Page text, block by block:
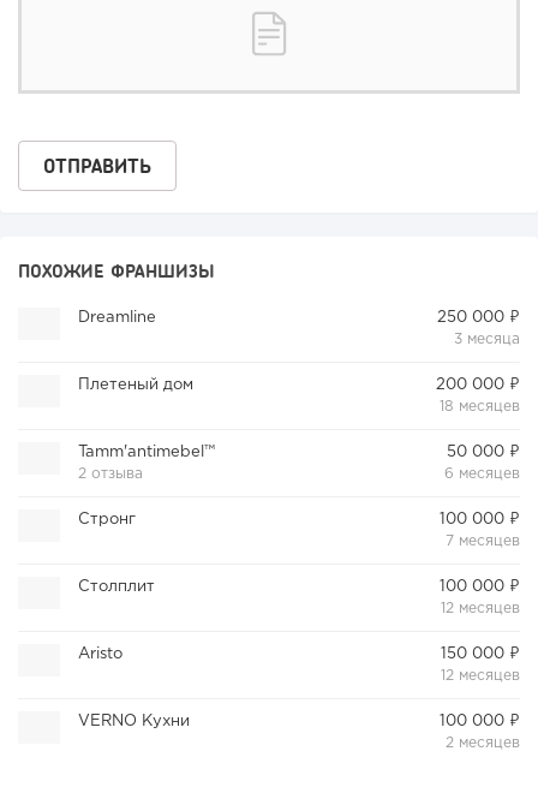
ПОХОЖИЕ ФРАНШИЗЫ
Dreamline
250 000 ₽
3 месяца
Плетеный дом
200 000 ₽
18 месяцев
Tamm'antimebel™
2 отзыва
50 000 ₽
6 месяцев
Стронг
100 000 ₽
7 месяцев
Столплит
100 000 ₽
12 месяцев
Aristo
150 000 ₽
12 месяцев
VERNO Кухни
100 000 ₽
2 месяцев